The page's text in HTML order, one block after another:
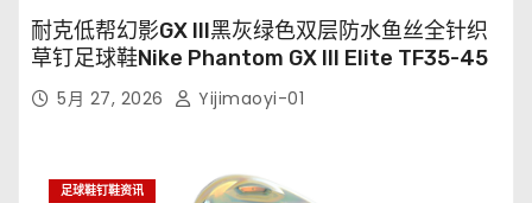
耐克低帮幻影GX III黑灰绿色双层防水鱼丝全针织
草钉足球鞋Nike Phantom GX III Elite TF35-45
5月 27, 2026 Yijimaoyi-01
足球鞋钉鞋资讯